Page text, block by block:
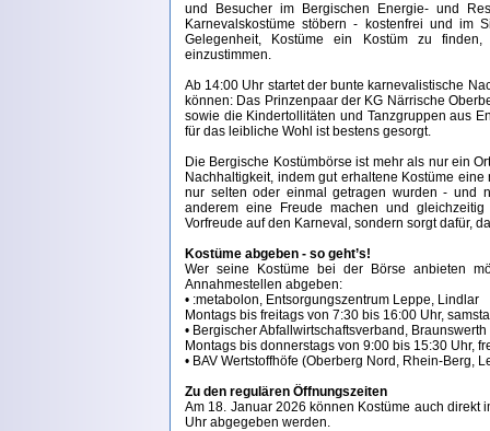
und Besucher im Bergischen Energie- und
Karnevalskostüme stöbern - kostenfrei und im
Gelegenheit, Kostüme ein Kostüm zu
einzustimmen.
Ab 14:00 Uhr startet der bunte karnevalistische
können: Das Prinzenpaar der KG Närrische
sowie die Kindertollitäten und Tanzgruppen aus
für das leibliche Wohl ist bestens gesorgt.
Die Bergische Kostümbörse ist mehr als nur ein
Nachhaltigkeit, indem gut erhaltene Kostüme
nur selten oder einmal getragen wurden - und
anderem eine Freude machen und
Vorfreude auf den Karneval, sondern sorgt dafür,
Kostüme abgeben - so geht’s!
Wer seine Kostüme bei der Börse anbieten
Annahmestellen abgeben:
• :metabolon, Entsorgungszentrum Leppe, Lindlar
Montags bis freitags von 7:30 bis 16:00 Uhr,
• Bergischer Abfallwirtschaftsverband,
Montags bis donnerstags von 9:00 bis 15:30 Uhr,
• BAV Wertstoffhöfe (Oberberg Nord, Rhein-Berg,
Zu den regulären Öffnungszeiten
Am 18. Januar 2026 können Kostüme auch direkt
Uhr abgegeben werden.